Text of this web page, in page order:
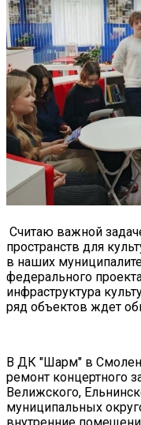
Считаю важной
пространств для
в наших
федерального
инфраструктура
ряд объектов ждет
В ДК "Шарм" в
ремонт концертного
Велижского,
муниципальных
внутренние